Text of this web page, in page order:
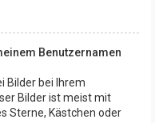
Benutzernamen
Bilder bei Ihrem
Bilder ist meist mit
Sterne, Kästchen oder